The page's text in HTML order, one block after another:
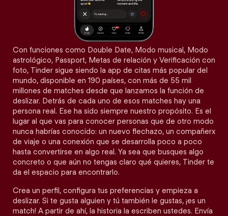
Con funciones como Double Date, Modo musical, Modo
astrológico, Passport, Metas de relación y Verificación con
foto, Tinder sigue siendo la app de citas más popular del
mundo, disponible en 190 países, con más de 55 mil
millones de matches desde que lanzamos la función de
deslizar. Detrás de cada uno de esos matches hay una
persona real. Ese ha sido siempre nuestro propósito. Es el
lugar al que vas para conocer personas que de otro modo
nunca habrías conocido: un nuevo flechazo, un compañerx
de viaje o una conexión que se desarrolla poco a poco
hasta convertirse en algo real. Ya sea que busques algo
concreto o que aún no tengas claro qué quieres, Tinder te
da el espacio para encontrarlo.
Crea un perfil, configura tus preferencias y empieza a
deslizar. Si te gusta alguien y tú también le gustas, ¡es un
match! A partir de ahí, la historia la escriben ustedes. Envía